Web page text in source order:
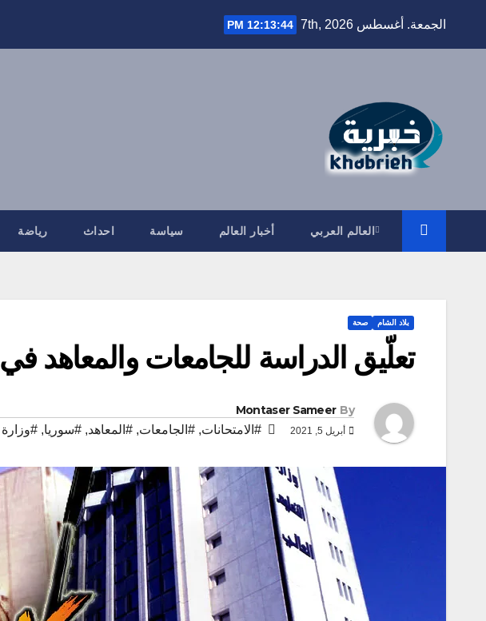
الجمعة. أغسطس 7th, 2026 12:13:45 PM
العالم العربي أخبار العالم سياسة احداث رياضة
بلاد الشام صحة
تعلّيق الدراسة للجامعات والمعاهد في
By
Montaser Sameer
أبريل 5, 2021 #الامتحانات, #الجامعات, #المعاهد, #سوريا, #وزارة